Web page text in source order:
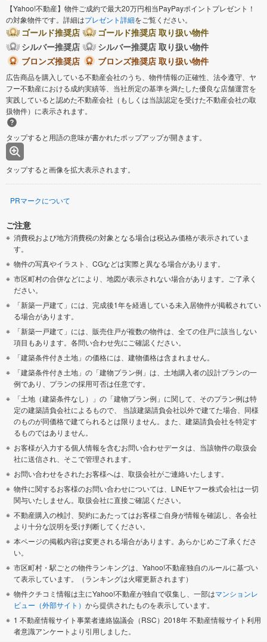
【Yahoo!不動産】物件ご成約で最大20万円相当PayPayポイントプレゼント！
の対象物件です。詳細はプレゼント詳細をご覧ください。
ゴールド推奨店
ゴールド推奨店 取り扱い物件
シルバー推奨店
シルバー推奨店 取り扱い物件
ブロンズ推奨店
ブロンズ推奨店 取り扱い物件
広告商品を購入している不動産会社のうち、物件情報の正確性、法令遵守、ヤ
フー不動産における成約実績等、当社所定の基準を満たした優良な店舗運営を
実践していると認めた不動産会社（もしくは当該認定を受けた不動産会社の取
扱物件）に表示されます。
タップすると用語の意味が書かれたポップアップが開きます。
タップすると画像を拡大表示されます。
PRマークについて
ご注意
消費税および地方消費税の対象となる場合は税込み価格が表示されていま
す。
物件の写真やイラスト、CGなどは実際と異なる場合があります。
市区町村の合併などにより、地図が表示されない場合があります。ご了承く
ださい。
「新築一戸建て」には、完成後1年を経過している未入居物件が掲載されてい
る場合があります。
「新築一戸建て」には、販売住戸が複数の物件は、全ての住戸に該当しない
項目もあります。各問い合わせ先にご確認ください。
「建築条件付き土地」の価格には、建物価格は含まれません。
「建築条件付き土地」の「建物プラン例」は、土地購入者の設計プランの一
例であり、プランの採用可否は任意です。
「土地（建築条件なし）」の「建物プラン例」に関して、そのプラン例は特
定の建築請負会社によるもので、 当該建築請負会社以外で建てた場合、同様
のものが同価格で建てられるとは限りません。また、建築請負会社を特定す
るものではありません。
お客様が入力する個人情報を含むお問い合わせデータは、当該物件の取扱会
社に送信され、そこで管理されます。
お問い合わせをされたお客様へは、取扱会社がご連絡いたします。
物件に関するお客様のお問い合わせについては、LINEヤフー株式会社は一切
関与いたしません。取扱会社に直接ご確認ください。
不動産購入の検討、契約にあたってはお客様ご自身が情報を確認し、各会社
より十分な説明を受け判断してください。
本ページの掲載内容は変更される場合があります。あらかじめご了承くださ
い。
市区町村・駅ごとの物件ランキングは、Yahoo!不動産独自のルールに基づい
て表示しています。（ランキングは火曜更新されます）
物件クチコミ情報は主にYahoo!不動産が独自で収集し、一部はマンションレ
ビュー（外部サイト） から提供されたものを表示しています。
1 不動産情報サイト事業者連絡協議会（RSC）2018年 不動産情報サイト利用
者意識アンケートより引用しました。